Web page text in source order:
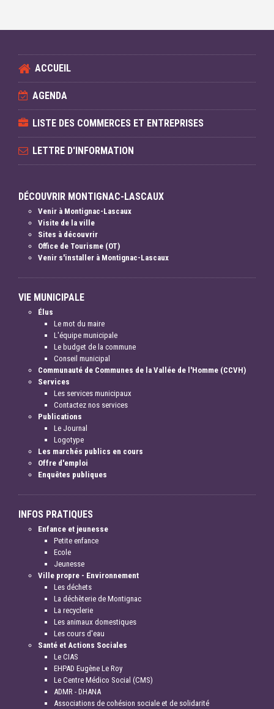
ACCUEIL
AGENDA
LISTE DES COMMERCES ET ENTREPRISES
LETTRE D'INFORMATION
DÉCOUVRIR MONTIGNAC-LASCAUX
Venir à Montignac-Lascaux
Visite de la ville
Sites à découvrir
Office de Tourisme (OT)
Venir s'installer à Montignac-Lascaux
VIE MUNICIPALE
Élus
Le mot du maire
L'équipe municipale
Le budget de la commune
Conseil municipal
Communauté de Communes de la Vallée de l'Homme (CCVH)
Services
Les services municipaux
Contactez nos services
Publications
Le Journal
Logotype
Les marchés publics en cours
Offre d'emploi
Enquêtes publiques
INFOS PRATIQUES
Enfance et jeunesse
Petite enfance
Ecole
Jeunesse
Ville propre - Environnement
Les déchets
La déchèterie de Montignac
La recyclerie
Les animaux domestiques
Les cours d'eau
Santé et Actions Sociales
Le CIAS
EHPAD Eugène Le Roy
Le Centre Médico Social (CMS)
ADMR - DHANA
Associations de cohésion sociale et de solidarité